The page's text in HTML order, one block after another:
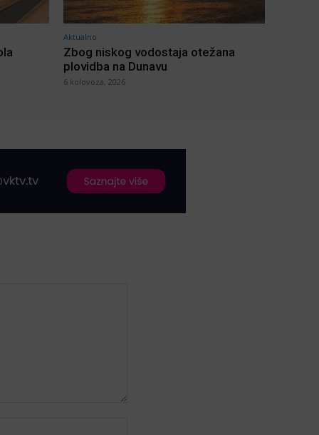
Aktualno
Zbog niskog vodostaja otežana
plovidba na Dunavu
6 kolovoza, 2026